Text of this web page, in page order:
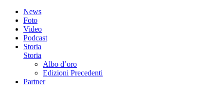
News
Foto
Video
Podcast
Storia
Storia
Albo d’oro
Edizioni Precedenti
Partner